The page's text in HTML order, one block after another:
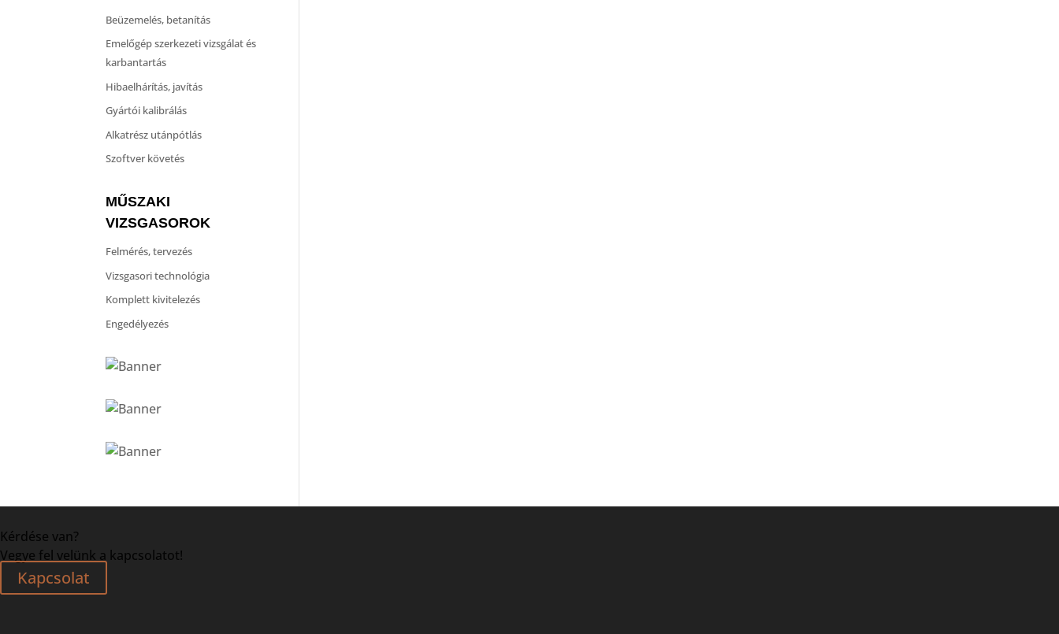
Beüzemelés, betanítás
Emelőgép szerkezeti vizsgálat és
karbantartás
Hibaelhárítás, javítás
Gyártói kalibrálás
Alkatrész utánpótlás
Szoftver követés
MŰSZAKI
VIZSGASOROK
Felmérés, tervezés
Vizsgasori technológia
Komplett kivitelezés
Engedélyezés
Kérdése van?
Vegye fel velünk a kapcsolatot!
Kapcsolat